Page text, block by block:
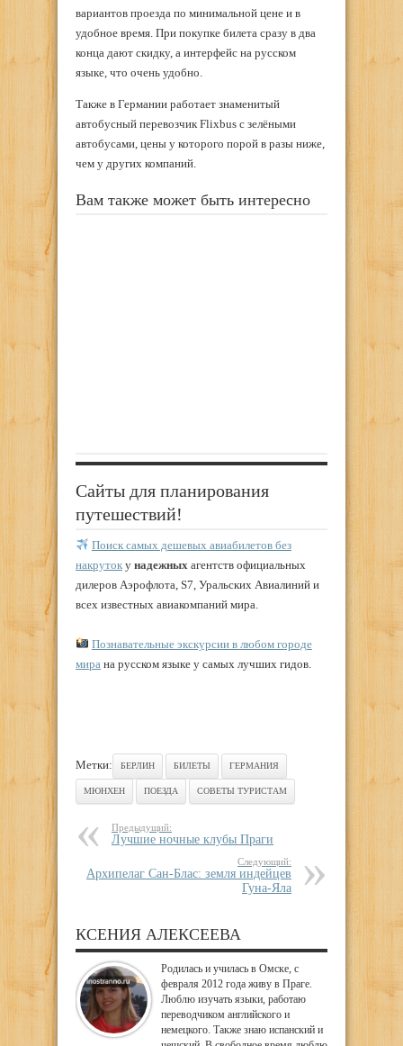
вариантов проезда по минимальной цене и в
удобное время. При покупке билета сразу в два
конца дают скидку, а интерфейс на русском
языке, что очень удобно.
Также в Германии работает знаменитый
автобусный перевозчик Flixbus с зелёными
автобусами, цены у которого порой в разы ниже,
чем у других компаний.
Вам также может быть интересно
Сайты для планирования
путешествий!
Поиск самых дешевых авиабилетов без
накруток у надежных агентств официальных
дилеров Аэрофлота, S7, Уральских Авиалиний и
всех известных авиакомпаний мира.
Познавательные экскурсии в любом городе
мира на русском языке у самых лучших гидов.
Метки: БЕРЛИН БИЛЕТЫ ГЕРМАНИЯ
МЮНХЕН ПОЕЗДА СОВЕТЫ ТУРИСТАМ
Предыдущий:
Лучшие ночные клубы Праги
Следующий:
Архипелаг Сан-Блас: земля индейцев
Гуна-Яла
КСЕНИЯ АЛЕКСЕЕВА
Родилась и училась в Омске, с
февраля 2012 года живу в Праге.
Люблю изучать языки, работаю
переводчиком английского и
немецкого. Также знаю испанский и